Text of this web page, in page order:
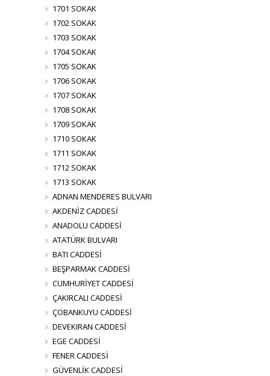
1701 SOKAK
1702 SOKAK
1703 SOKAK
1704 SOKAK
1705 SOKAK
1706 SOKAK
1707 SOKAK
1708 SOKAK
1709 SOKAK
1710 SOKAK
1711 SOKAK
1712 SOKAK
1713 SOKAK
ADNAN MENDERES BULVARI
AKDENİZ CADDESİ
ANADOLU CADDESİ
ATATÜRK BULVARI
BATI CADDESİ
BEŞPARMAK CADDESİ
CUMHURİYET CADDESİ
ÇAKIRCALI CADDESİ
ÇOBANKUYU CADDESİ
DEVEKIRAN CADDESİ
EGE CADDESİ
FENER CADDESİ
GÜVENLİK CADDESİ